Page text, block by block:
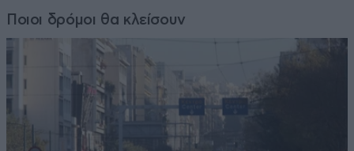
Ποιοι δρόμοι θα κλείσουν